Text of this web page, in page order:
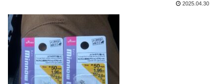
2025.04.30